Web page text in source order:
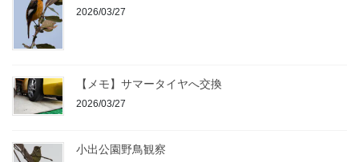
2026/03/27
【メモ】サマータイヤへ交換
2026/03/27
小出公園野鳥観察